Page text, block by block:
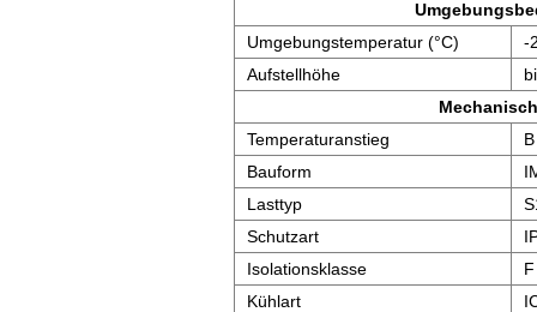
Umgebungstemperatur (°C)
-
Aufstellhöhe
Temperaturanstieg
B
Bauform
Lasttyp
Schutzart
Isolationsklasse
F
Kühlart